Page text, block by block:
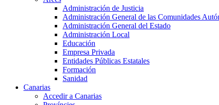
Administración de Justicia
Administración General de las Comunidades
Administración General del Estado
Administración Local
Educación
Empresa Privada
Entidades Públicas Estatales
Formación
Sanidad
Canarias
Accedir a Canarias